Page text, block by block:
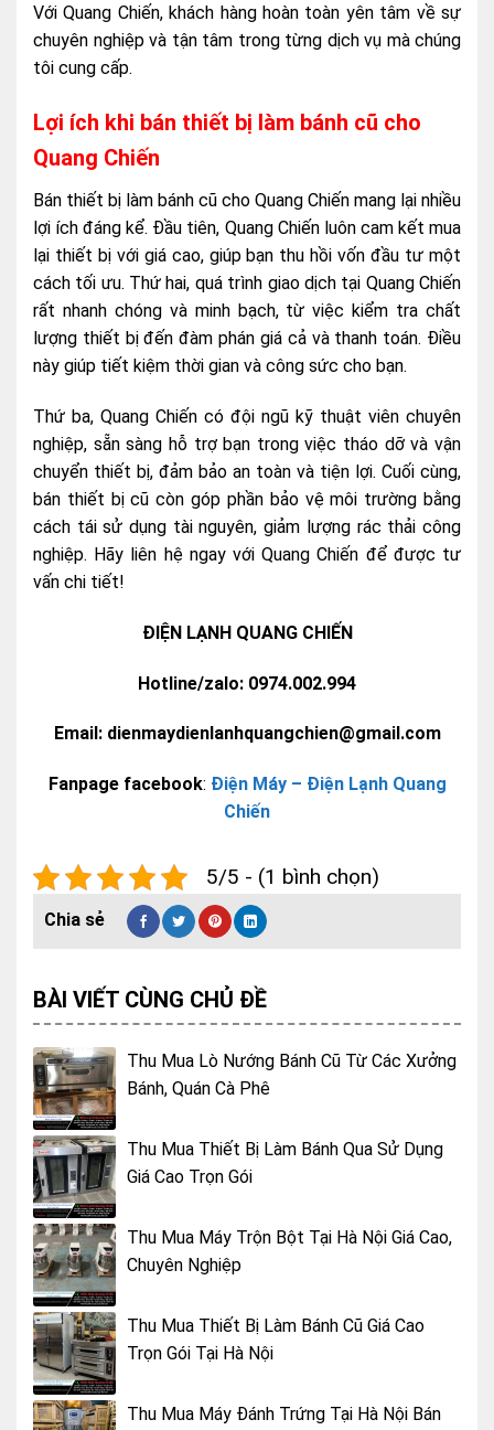
Với Quang Chiến, khách hàng hoàn toàn yên tâm về sự
chuyên nghiệp và tận tâm trong từng dịch vụ mà chúng
tôi cung cấp.
Lợi ích khi bán thiết bị làm bánh cũ cho
Quang Chiến
Bán thiết bị làm bánh cũ cho Quang Chiến mang lại nhiều
lợi ích đáng kể. Đầu tiên, Quang Chiến luôn cam kết mua
lại thiết bị với giá cao, giúp bạn thu hồi vốn đầu tư một
cách tối ưu. Thứ hai, quá trình giao dịch tại Quang Chiến
rất nhanh chóng và minh bạch, từ việc kiểm tra chất
lượng thiết bị đến đàm phán giá cả và thanh toán. Điều
này giúp tiết kiệm thời gian và công sức cho bạn.
Thứ ba, Quang Chiến có đội ngũ kỹ thuật viên chuyên
nghiệp, sẵn sàng hỗ trợ bạn trong việc tháo dỡ và vận
chuyển thiết bị, đảm bảo an toàn và tiện lợi. Cuối cùng,
bán thiết bị cũ còn góp phần bảo vệ môi trường bằng
cách tái sử dụng tài nguyên, giảm lượng rác thải công
nghiệp. Hãy liên hệ ngay với Quang Chiến để được tư
vấn chi tiết!
ĐIỆN LẠNH QUANG CHIẾN
Hotline/zalo: 0974.002.994
Email: dienmaydienlanhquangchien@gmail.com
Fanpage facebook: Điện Máy – Điện Lạnh Quang
Chiến
5/5 - (1 bình chọn)
BÀI VIẾT CÙNG CHỦ ĐỀ
Thu Mua Lò Nướng Bánh Cũ Từ Các Xưởng
Bánh, Quán Cà Phê
Thu Mua Thiết Bị Làm Bánh Qua Sử Dụng
Giá Cao Trọn Gói
Thu Mua Máy Trộn Bột Tại Hà Nội Giá Cao,
Chuyên Nghiệp
Thu Mua Thiết Bị Làm Bánh Cũ Giá Cao
Trọn Gói Tại Hà Nội
Thu Mua Máy Đánh Trứng Tại Hà Nội Bán